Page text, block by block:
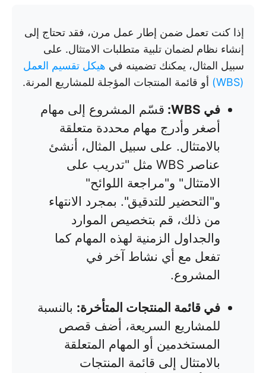
إذا كنت تعمل ضمن إطار عمل مرن، فقد تحتاج إلى
إنشاء نظام لضمان تلبية متطلبات الامتثال. على
سبيل المثال، يمكنك تضمينه في هيكل تقسيم العمل
(WBS)
أو قائمة المنتجات المؤجلة للمشاريع المرنة.
في WBS:
قسّم المشروع إلى مهام
أصغر وأدرج مهام محددة متعلقة
بالامتثال. على سبيل المثال، أنشئ
عناصر WBS مثل "تدريب على
الامتثال" و"مراجعة اللوائح"
و"التحضير للتدقيق". بمجرد الانتهاء
من ذلك، قم بتخصيص الموارد
والجداول الزمنية لهذه المهام كما
تفعل مع أي نشاط آخر في
المشروع.
في قائمة المنتجات المتأخرة: بالنسبة
للمشاريع السريعة، أضف قصص
المستخدمين أو المهام المتعلقة
بالامتثال إلى قائمة المنتجات